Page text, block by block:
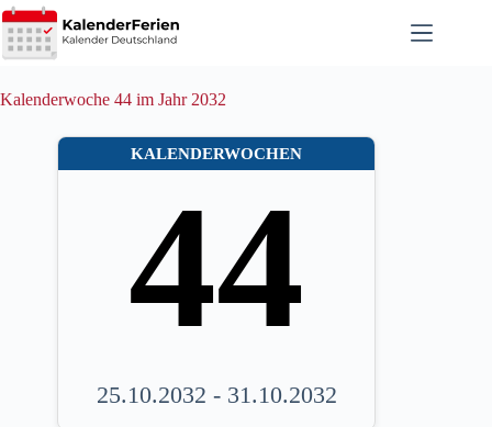
Zum
Inhalt
springen
Kalenderwoche 44 im Jahr 2032
KALENDERWOCHEN
44
25.10.2032 - 31.10.2032